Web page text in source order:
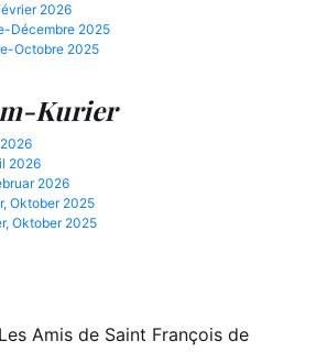
2026
Décembre 2025
Octobre 2025
Kurier
2026
2026
Oktober 2025
Oktober 2025
Amis de Saint François de